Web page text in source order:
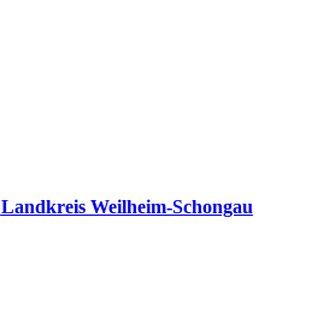
Landkreis Weilheim-Schongau